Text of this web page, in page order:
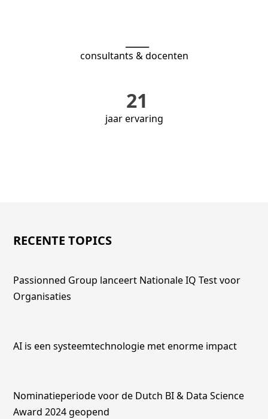
consultants & docenten
21
jaar ervaring
RECENTE TOPICS
Passionned Group lanceert Nationale IQ Test voor
Organisaties
AI is een systeemtechnologie met enorme impact
Nominatieperiode voor de Dutch BI & Data Science
Award 2024 geopend